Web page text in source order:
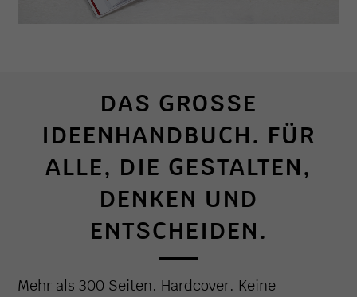
DAS GROSSE I
DEENHANDBUCH. FÜR A
LLE, DIE GESTALTEN, D
ENKEN UND E
NTSCHEIDEN.
Mehr als 300 Seiten. Hardcover. Keine